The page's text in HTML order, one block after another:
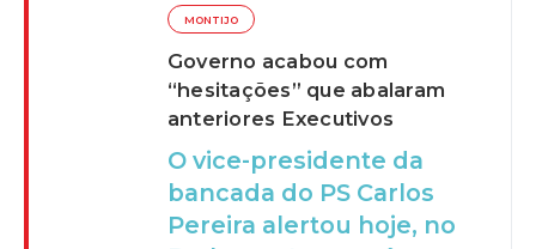
MONTIJO
Governo acabou com
“hesitações” que abalaram
anteriores Executivos
O vice-presidente da
bancada do PS Carlos
Pereira alertou hoje, no